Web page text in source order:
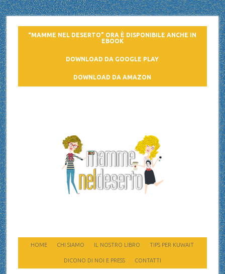
“MAMME NEL DESERTO” ORA È DISPONIBILE ANCHE IN
EBOOK
DOWNLOAD DA GOOGLE PLAY
DOWNLOAD DA AMAZON
HOME CHI SIAMO IL NOSTRO LIBRO TIPS PER KUWAIT
DICONO DI NOI E PRESS CONTATTI